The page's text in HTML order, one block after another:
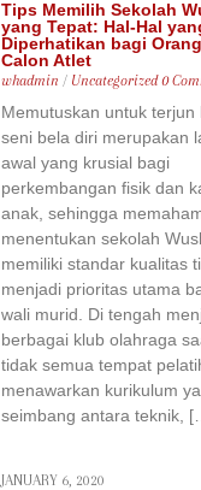
Tips Memilih Sekolah
yang Tepat: Hal-Hal
Diperhatikan bagi
Calon Atlet
whadmin / Uncategorized 0
Memutuskan untuk terjun
seni bela diri merupakan
awal yang krusial bagi
perkembangan fisik dan
anak, sehingga
menentukan sekolah
memiliki standar kualitas
menjadi prioritas utama
wali murid. Di tengah
berbagai klub olahraga
tidak semua tempat
menawarkan kurikulum
seimbang antara teknik,
JANUARY 6, 2020